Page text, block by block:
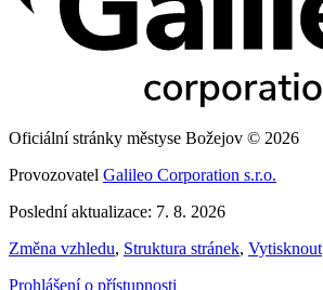
Oficiální stránky městyse Božejov © 2026
Provozovatel Galileo Corporation s.r.o.
Poslední aktualizace: 7. 8. 2026
Změna vzhledu, Struktura stránek, Vytisknout
Prohlášení o přístupnosti